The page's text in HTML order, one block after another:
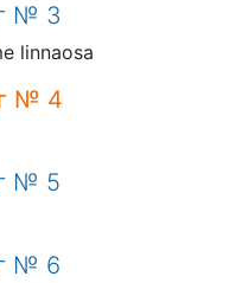
№ 3
linnaosa
№ 4
№ 5
№ 6